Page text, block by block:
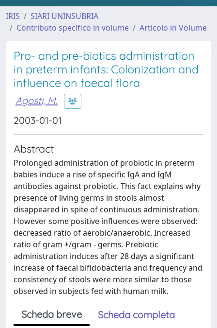
IRIS
SIARI UNINSUBRIA
Contributo specifico in volume
Articolo in Volume
Pro- and pre-biotics administration
in preterm infants: Colonization and
influence on faecal flora
Agosti, M.
2003-01-01
Abstract
Prolonged administration of probiotic in preterm
babies induce a rise of specific IgA and IgM
antibodies against probiotic. This fact explains why
presence of living germs in stools almost
disappeared in spite of continuous administration.
However some positive influences were observed:
decreased ratio of aerobic/anaerobic. Increased
ratio of gram +/gram - germs. Prebiotic
administration induces after 28 days a significant
increase of faecal bifidobacteria and frequency and
consistency of stools were more similar to those
observed in subjects fed with human milk.
Scheda breve
Scheda completa